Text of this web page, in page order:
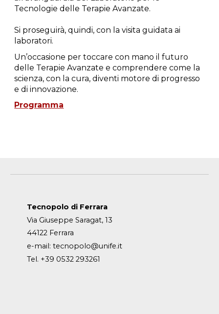
Tecnologie delle Terapie Avanzate.
Si proseguirà, quindi, con la visita guidata ai
laboratori.
Un’occasione per toccare con mano il futuro
delle Terapie Avanzate e comprendere come la
scienza, con la cura, diventi motore di progresso
e di innovazione.
Programma
Tecnopolo di Ferrara
Via Giuseppe Saragat, 13
44122 Ferrara
e-mail: tecnopolo@unife.it
Tel. +39 0532 293261